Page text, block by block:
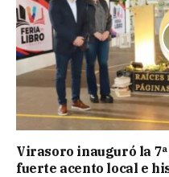
Virasoro inauguró la
fuerte acento local e